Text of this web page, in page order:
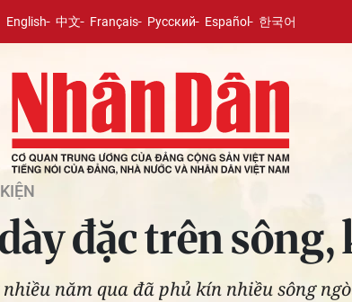
English 中文 Français Русский Español 한국어
đặc trên sông,
năm qua đã phủ kín nhiều sông